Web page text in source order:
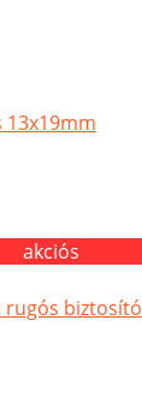
akciós
rugós biztosító